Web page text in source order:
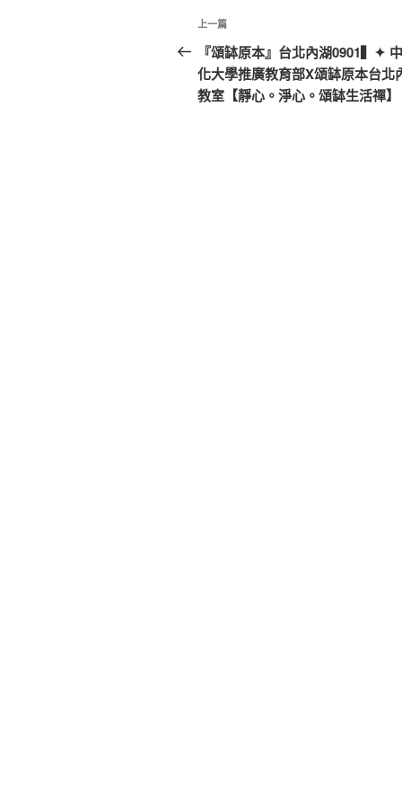
文
章
導
上
一
篇
文
上一篇
『頌缽原本』台北內湖0901▍✦
化大學推廣教育部X頌缽原本台北
教室【靜心。淨心。頌缽生活禪】